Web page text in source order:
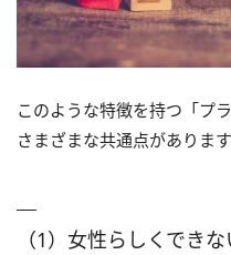
このような特徴を持つ「プ
さまざまな共通点があります
（1）女性らしくできな